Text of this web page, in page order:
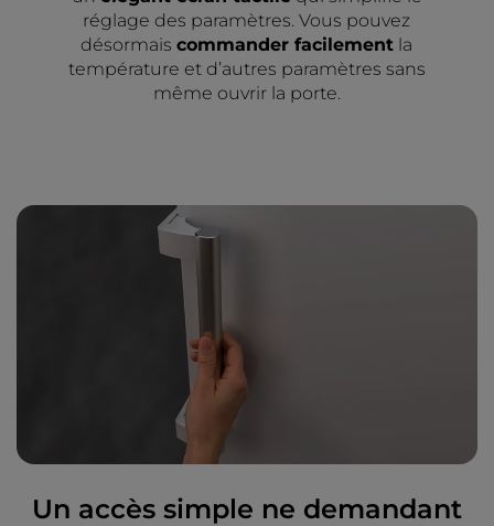
réglage des paramètres. Vous pouvez
désormaiscommander facilement la
température et d’autres paramètres sans
même ouvrir la porte.
Un accès simple ne demandant